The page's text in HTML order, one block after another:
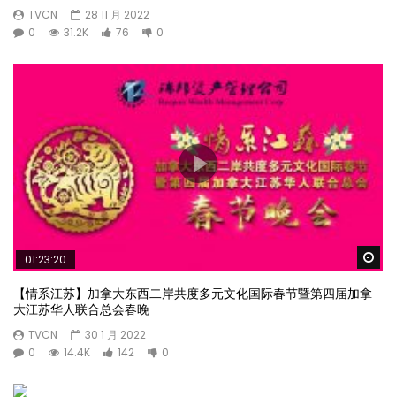
TVCN
28 11 月 2022
0
31.2K 76 0
01:23:20
【情系江苏】加拿大东西二岸共度多元文化国际春节暨第四届加拿
大江苏华人联合总会春晚
TVCN
30 1 月 2022
0
14.4K 142 0